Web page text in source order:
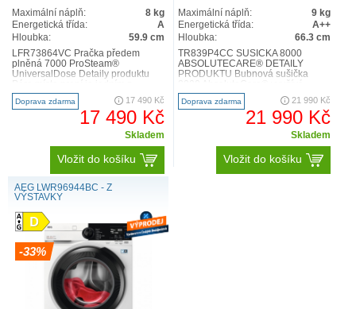
Maximální náplň:
8 kg
Energetická třída:
A
Hloubka:
59.9 cm
LFR73864VC Pračka předem
plněná 7000 ProSteam®
UniversalDose Detaily produktu
nejlepších způsobů, jak osvěžit
obleče..
Doprava zdarma 17 490 Kč
17 490 Kč
Skladem
Vložit do košíku
Maximální náplň:
9 kg
Energetická třída:
A++
Hloubka:
66.3 cm
TR839P4CC SUŠIČKA 8000
ABSOLUTECARE® DETAILY
PRODUKTU Bubnová sušička
technologii tepelného čerpadla.
Dále také přesně..
Doprava zdarma 21 990 Kč
21 990 Kč
Skladem
Vložit do košíku
AEG LWR96944BC - Z
VÝSTAVKY
-33%